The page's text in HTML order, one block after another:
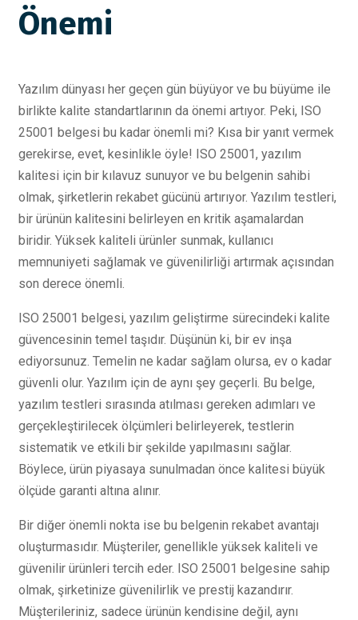
Önemi
Yazılım dünyası her geçen gün büyüyor ve bu büyüme ile
birlikte kalite standartlarının da önemi artıyor. Peki, ISO
25001 belgesi bu kadar önemli mi? Kısa bir yanıt vermek
gerekirse, evet, kesinlikle öyle! ISO 25001, yazılım
kalitesi için bir kılavuz sunuyor ve bu belgenin sahibi
olmak, şirketlerin rekabet gücünü artırıyor. Yazılım testleri,
bir ürünün kalitesini belirleyen en kritik aşamalardan
biridir. Yüksek kaliteli ürünler sunmak, kullanıcı
memnuniyeti sağlamak ve güvenilirliği artırmak açısından
son derece önemli.
ISO 25001 belgesi, yazılım geliştirme sürecindeki kalite
güvencesinin temel taşıdır. Düşünün ki, bir ev inşa
ediyorsunuz. Temelin ne kadar sağlam olursa, ev o kadar
güvenli olur. Yazılım için de aynı şey geçerli. Bu belge,
yazılım testleri sırasında atılması gereken adımları ve
gerçekleştirilecek ölçümleri belirleyerek, testlerin
sistematik ve etkili bir şekilde yapılmasını sağlar.
Böylece, ürün piyasaya sunulmadan önce kalitesi büyük
ölçüde garanti altına alınır.
Bir diğer önemli nokta ise bu belgenin rekabet avantajı
oluşturmasıdır. Müşteriler, genellikle yüksek kaliteli ve
güvenilir ürünleri tercih eder. ISO 25001 belgesine sahip
olmak, şirketinize güvenilirlik ve prestij kazandırır.
Müşterileriniz, sadece ürünün kendisine değil, aynı